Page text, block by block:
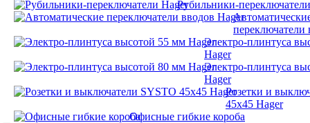
Рубильники-
переключатели
Электро-плинтуса
Hager
Электро-плинтуса
Hager
Розетки и
45х45 Hager
Офисные гибкие короба